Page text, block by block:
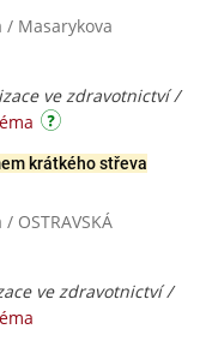
/ Masarykova
ve zdravotnictví /
krátkého střeva
OSTRAVSKÁ
ve zdravotnictví /